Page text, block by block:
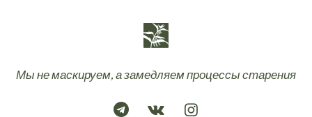
Мы не маскируем, а замедляем процессы старения